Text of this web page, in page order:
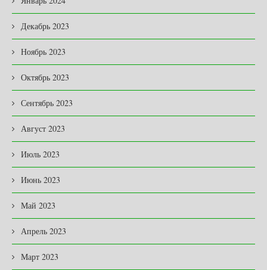
Декабрь 2023
Ноябрь 2023
Октябрь 2023
Сентябрь 2023
Август 2023
Июль 2023
Июнь 2023
Май 2023
Апрель 2023
Март 2023